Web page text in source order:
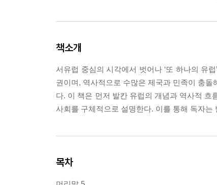
책소개
서유럽 중심의 시각에서 벗어나 ‘또 하나의 유
권이며, 역사적으로 수많은 제국과 민족이 충
다. 이 책은 먼저 발칸 유럽의 개념과 역사적
사회를 구체적으로 설명한다. 이를 통해 독자
목차